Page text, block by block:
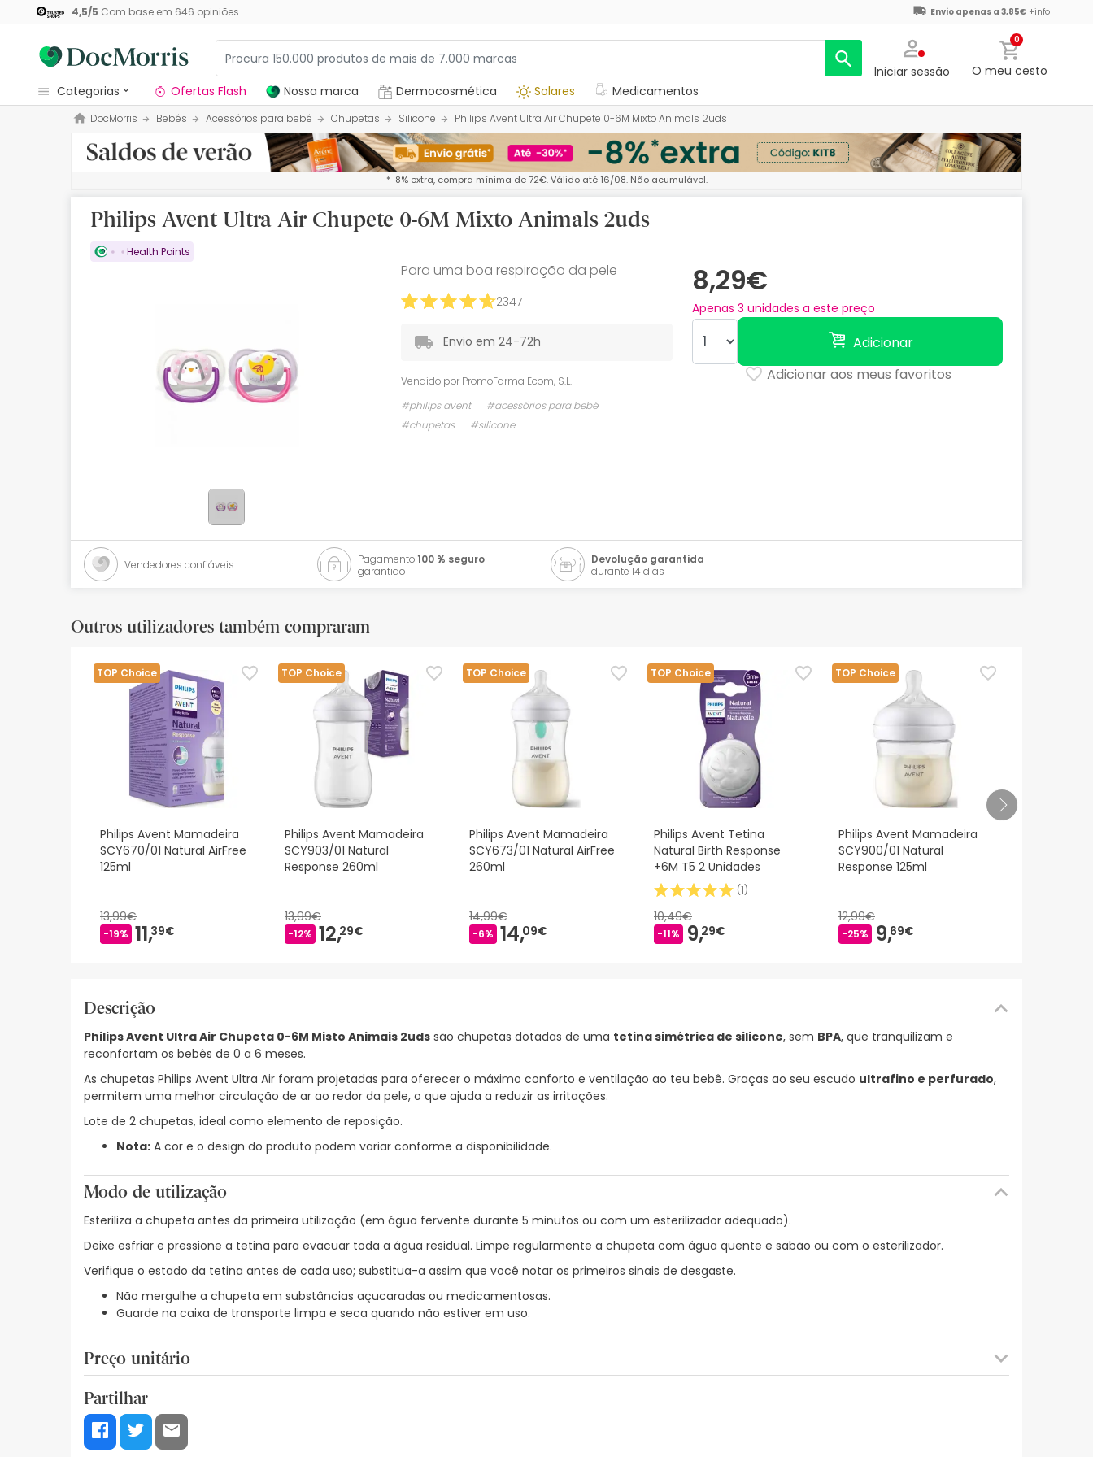
4,5/5 Com base em 646 opiniões Envio apenas a 3,85€ +info
Iniciar sessão
0
O meu cesto
categorias
Dermocosmetica
Nossa marca
Medicamentos
Cosmética
Promoções
Mais vendidos
Ofertas Flash Nossa marca Dermocosmética Solares Medicamentos
DocMorris Bebés Acessórios para bebé Chupetas Silicone Philips Avent Ultra Air Chupete 0-6M Mixto Animals 2uds
*-8% extra, compra mínima de 72€. Válido até 16/08. Não acumulável.
Philips Avent Ultra Air Chupete 0-6M Mixto Animals 2uds
Health Points
8,29€
Apenas 3 unidades a este preço
Adicionar
Adicionar aos meus favoritos
Para uma boa respiração da pele
2347
Envio em 24-72h
Vendido por PromoFarma Ecom, S.L.
#philips avent
#acessórios para bebé
#chupetas
#silicone
Vendedores confiáveis Pagamento100 % seguro
garantido
Devolução garantida
durante 14 dias
Outros utilizadores também compraram
TOP Choice
Philips Avent Mamadeira
SCY670/01 Natural AirFree
125ml
13,99€
-19% 11,39€
TOP Choice
Philips Avent Mamadeira
SCY903/01 Natural
Response 260ml
13,99€
-12% 12,29€
TOP Choice
Philips Avent Mamadeira
SCY673/01 Natural AirFree
260ml
14,99€
-6% 14,09€
TOP Choice
Philips Avent Tetina
Natural Birth Response
+6M T5 2 Unidades
(1)
10,49€
-11% 9,29€
TOP Choice
Philips Avent Mamadeira
SCY900/01 Natural
Response 125ml
12,99€
-25% 9,69€
Descrição
Philips Avent Ultra Air Chupeta 0-6M Misto Animais 2uds são chupetas dotadas de uma tetina simétrica de silicone, sem BPA, que tranquilizam e
reconfortam os bebês de 0 a 6 meses.
As chupetas Philips Avent Ultra Air foram projetadas para oferecer o máximo conforto e ventilação ao teu bebê. Graças ao seu escudo ultrafino e perfurado,
permitem uma melhor circulação de ar ao redor da pele, o que ajuda a reduzir as irritações.
Lote de 2 chupetas, ideal como elemento de reposição.
Nota: A cor e o design do produto podem variar conforme a disponibilidade.
Modo de utilização
Esteriliza a chupeta antes da primeira utilização (em água fervente durante 5 minutos ou com um esterilizador adequado).
Deixe esfriar e pressione a tetina para evacuar toda a água residual. Limpe regularmente a chupeta com água quente e sabão ou com o esterilizador.
Verifique o estado da tetina antes de cada uso; substitua-a assim que você notar os primeiros sinais de desgaste.
Não mergulhe a chupeta em substâncias açucaradas ou medicamentosas.
Guarde na caixa de transporte limpa e seca quando não estiver em uso.
Preço unitário
Partilhar